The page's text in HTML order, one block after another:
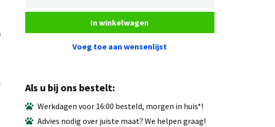
In winkelwagen
Voeg toe aan wensenlijst
Als u bij ons bestelt:
Werkdagen voor 16:00 besteld, morgen in huis*!
Advies nodig over juiste maat? We helpen graag!